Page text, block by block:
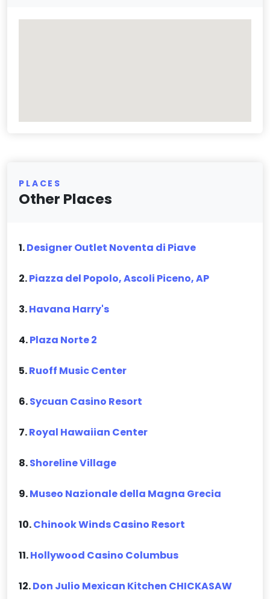
PLACES
Other Places
1.Designer Outlet Noventa di Piave
2.Piazza del Popolo, Ascoli Piceno, AP
3.Havana Harry's
4.Plaza Norte 2
5.Ruoff Music Center
6.Sycuan Casino Resort
7.Royal Hawaiian Center
8.Shoreline Village
9.Museo Nazionale della Magna Grecia
10.Chinook Winds Casino Resort
11.Hollywood Casino Columbus
12.Don Julio Mexican Kitchen CHICKASAW